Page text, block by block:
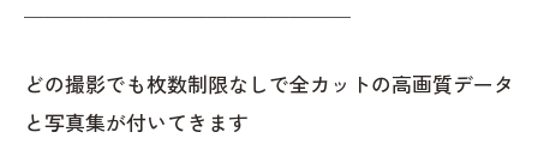
どの撮影でも枚数制限なしで全カットの高画質データ
と写真集が付いてきます